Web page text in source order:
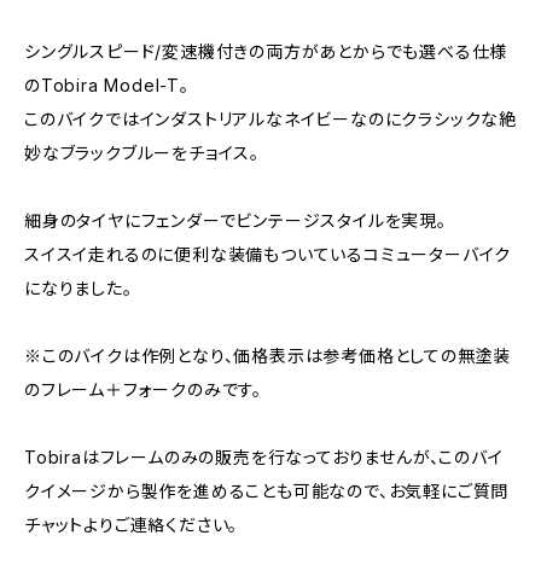
シングルスピード/変速機付きの両方があとからでも選べる仕様
のTobira Model-T。
このバイクではインダストリアルなネイビーなのにクラシックな絶
妙なブラックブルーをチョイス。
細身のタイヤにフェンダーでビンテージスタイルを実現。
スイスイ走れるのに便利な装備もついているコミューターバイク
になりました。
※このバイクは作例となり、価格表示は参考価格としての無塗装
のフレーム＋フォークのみです。
Tobiraはフレームのみの販売を行なっておりませんが、このバイ
クイメージから製作を進めることも可能なので、お気軽にご質問
チャットよりご連絡ください。